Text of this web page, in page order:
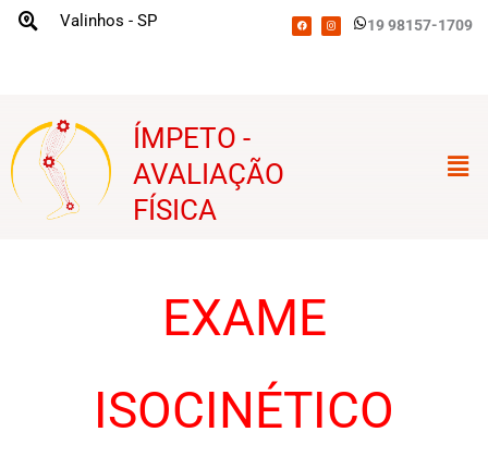
Skip
Valinhos - SP
F
a
c
I
n
s
19 98157-1709
ÍMPETO -
AVALIAÇÃO
FÍSICA
EXAME
ISOCINÉTICO